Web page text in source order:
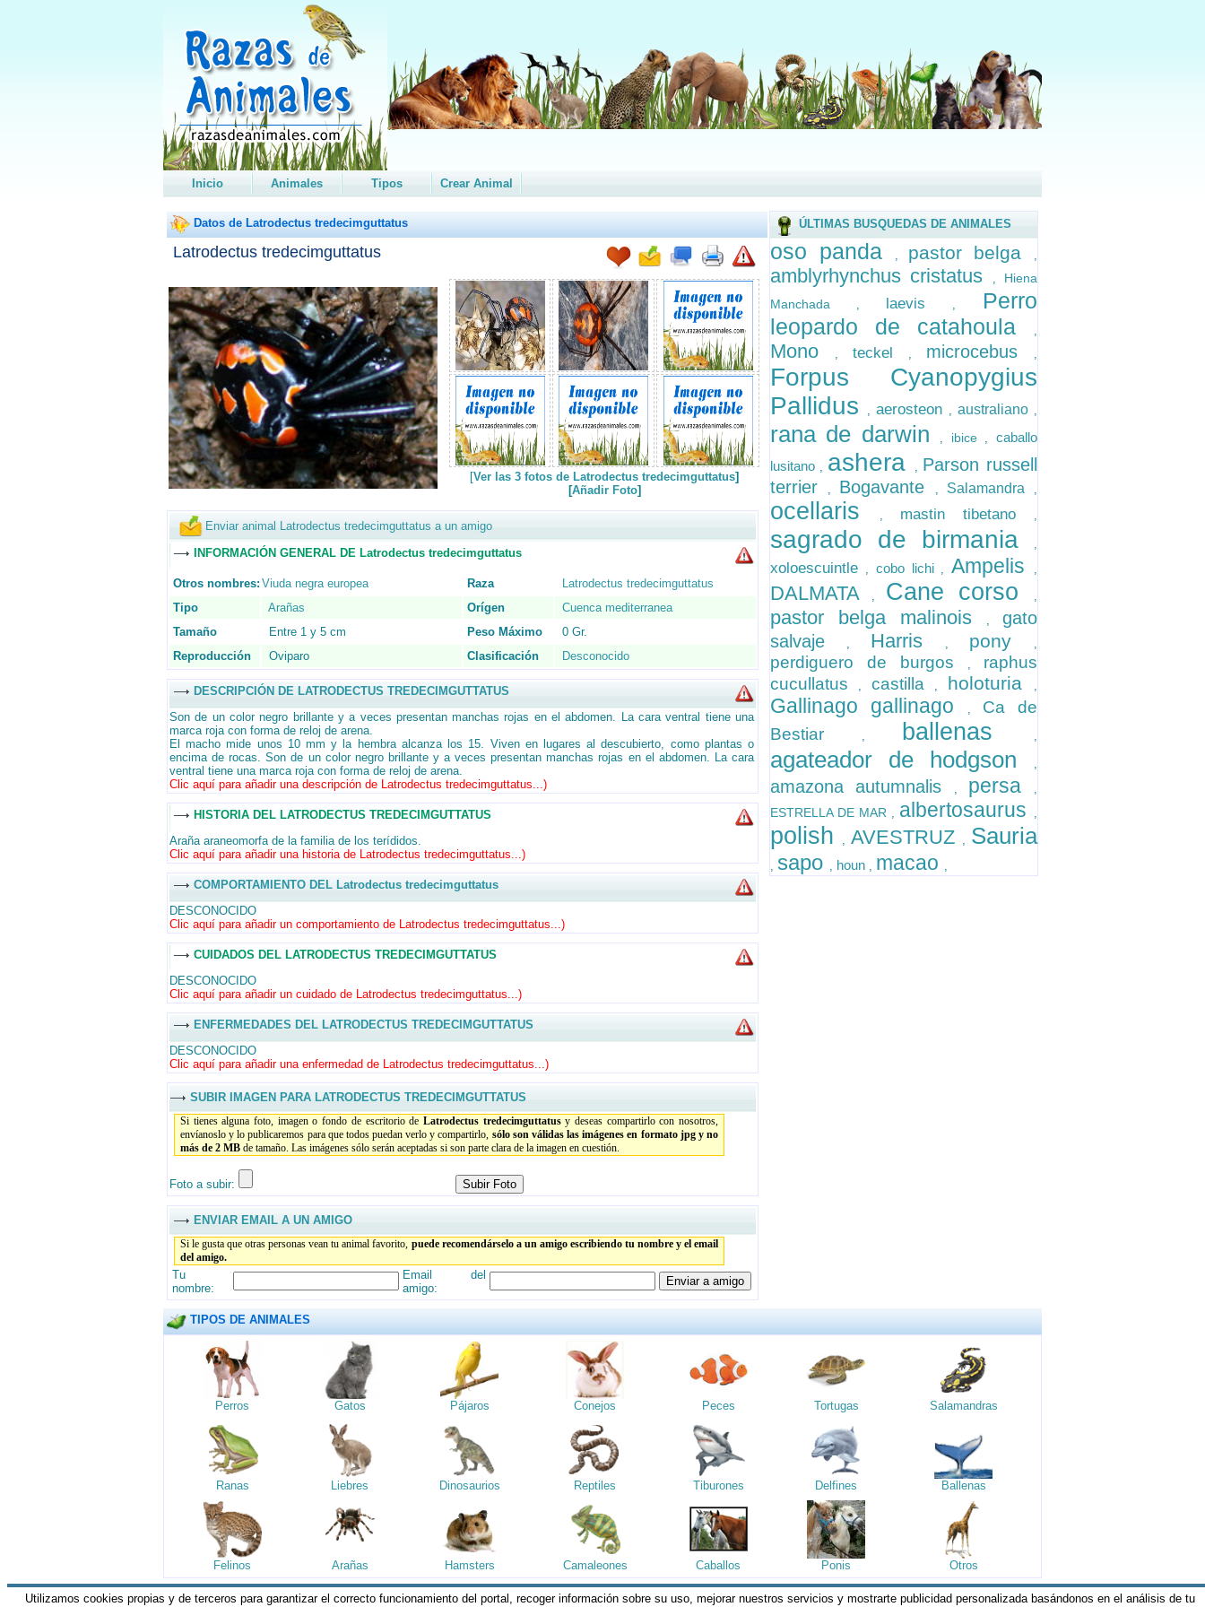
Utilizamos cookies propias y de terceros para garantizar el correcto funcionamiento del portal, recoger información sobre su uso, mejorar nuestros servicios y mostrarte publicidad personalizada basándonos en el análisis de tu
Inicio Animales Tipos Crear Animal
Datos de Latrodectus tredecimguttatus
Latrodectus tredecimguttatus
[Ver las 3 fotos de Latrodectus tredecimguttatus]
[Añadir Foto]
Enviar animal Latrodectus tredecimguttatus a un amigo
INFORMACIÓN GENERAL DE Latrodectus tredecimguttatus
Otros nombres: Viuda negra europea Raza
Latrodectus tredecimguttatus
Tipo
Arañas Orígen
Cuenca mediterranea
Tamaño
Entre 1 y 5 cm Peso Máximo
0 Gr.
Reproducción
Oviparo Clasificación Desconocido
DESCRIPCIÓN DE LATRODECTUS TREDECIMGUTTATUS
Son de un color negro brillante y a veces presentan manchas rojas en el abdomen. La cara ventral tiene una
marca roja con forma de reloj de arena.
El macho mide unos 10 mm y la hembra alcanza los 15. Viven en lugares al descubierto, como plantas o
encima de rocas. Son de un color negro brillante y a veces presentan manchas rojas en el abdomen. La cara
ventral tiene una marca roja con forma de reloj de arena.
Clic aquí para añadir una descripción de Latrodectus tredecimguttatus...)
HISTORIA DEL LATRODECTUS TREDECIMGUTTATUS
Araña araneomorfa de la familia de los terídidos.
Clic aquí para añadir una historia de Latrodectus tredecimguttatus...)
COMPORTAMIENTO DEL Latrodectus tredecimguttatus
DESCONOCIDO
Clic aquí para añadir un comportamiento de Latrodectus tredecimguttatus...)
CUIDADOS DEL LATRODECTUS TREDECIMGUTTATUS
DESCONOCIDO
Clic aquí para añadir un cuidado de Latrodectus tredecimguttatus...)
ENFERMEDADES DEL LATRODECTUS TREDECIMGUTTATUS
DESCONOCIDO
Clic aquí para añadir una enfermedad de Latrodectus tredecimguttatus...)
SUBIR IMAGEN PARA LATRODECTUS TREDECIMGUTTATUS
Si tienes alguna foto, imagen o fondo de escritorio de Latrodectus tredecimguttatusy deseas compartirlo con nosotros,
envíanoslo y lo publicaremos para que todos puedan verlo y compartirlo, sólo son válidas las imágenes en formato jpg y no
más de 2 MB de tamaño. Las imágenes sólo serán aceptadas si son parte clara de la imagen en cuestión.
Foto a subir:
ENVIAR EMAIL A UN AMIGO
Si le gusta que otras personas vean tu animal favorito, puede recomendárselo a un amigo escribiendo tu nombre y el email
del amigo.
Tu
nombre:
Email del
amigo:
ÚLTIMAS BUSQUEDAS DE ANIMALES
oso panda , pastor belga ,
amblyrhynchus cristatus , Hiena
Manchada
, laevis ,
Perro
leopardo de catahoula
,
Mono , teckel , microcebus ,
Forpus Cyanopygius
Pallidus
,aerosteon , australiano ,
rana de darwin , ibice , caballo
lusitano , ashera , Parson russell
terrier
, Bogavante , Salamandra ,
ocellaris , mastin tibetano ,
sagrado de birmania ,
xoloescuintle , cobo lichi , Ampelis ,
DALMATA , Cane corso ,
pastor belga malinois , gato
salvaje
, Harris , pony ,
perdiguero de burgos , raphus
cucullatus
, castilla , holoturia ,
Gallinago gallinago , Ca de
Bestiar
, ballenas ,
agateador de hodgson ,
amazona autumnalis , persa ,
ESTRELLA DE MAR , albertosaurus ,
polish , AVESTRUZ , Sauria
, sapo , houn , macao ,
TIPOS DE ANIMALES
Perros Gatos Pájaros Conejos Peces Tortugas Salamandras
Ranas Liebres Dinosaurios Reptiles Tiburones Delfines Ballenas
Felinos Arañas Hamsters Camaleones Caballos Ponis Otros
HGM Network.com|| Todos los derechos reservados || Al visitar estas páginas, se entiende que acepta losTerminos y Condiciones de nuestros servicios y